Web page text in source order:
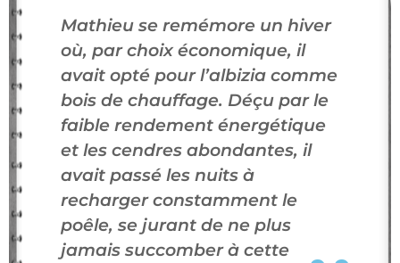
Mathieu se remémore un hiver
où, par choix économique, il
avait opté pour l’albizia comme
bois de chauffage. Déçu par le
faible rendement énergétique
et les cendres abondantes, il
avait passé les nuits à
recharger constamment le
poêle, se jurant de ne plus
jamais succomber à cette